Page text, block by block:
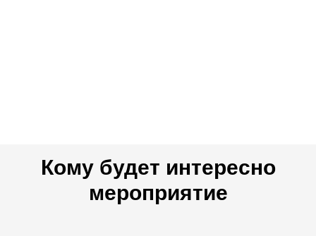
Кому будет интересно
мероприятие